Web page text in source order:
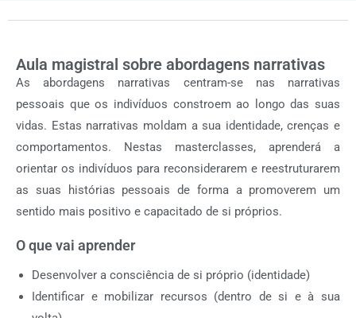
Aula magistral sobre abordagens narrativas
As abordagens narrativas centram-se nas narrativas
pessoais que os indivíduos constroem ao longo das suas
vidas. Estas narrativas moldam a sua identidade, crenças e
comportamentos. Nestas masterclasses, aprenderá a
orientar os indivíduos para reconsiderarem e reestruturarem
as suas histórias pessoais de forma a promoverem um
sentido mais positivo e capacitado de si próprios.
O que vai aprender
Desenvolver a consciência de si próprio (identidade)
Identificar e mobilizar recursos (dentro de si e à sua